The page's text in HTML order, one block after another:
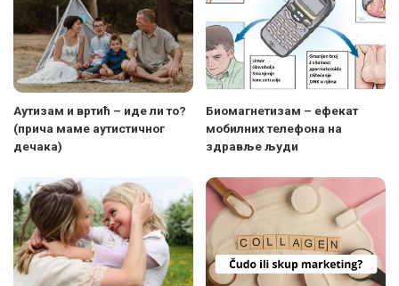
Аутизам и вртић – иде ли то?
(прича маме аутистичног
дечака)
Биомагнетизам – ефекат
мобилних телефона на
здравље људи